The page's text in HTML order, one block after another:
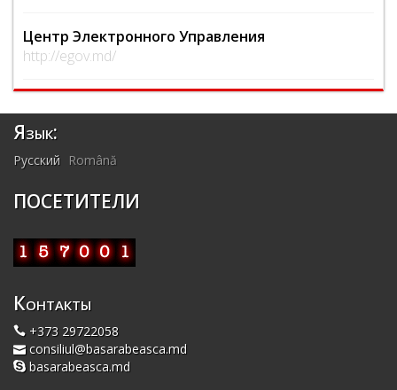
Центр Электронного Управления
http://egov.md/
Язык:
Русский Română
ПОСЕТИТЕЛИ
Контакты
+373 29722058
consiliul@basarabeasca.md
basarabeasca.md